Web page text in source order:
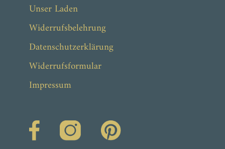
Unser Laden
Widerrufsbelehrung
Datenschutzerklärung
Widerrufsformular
Impressum